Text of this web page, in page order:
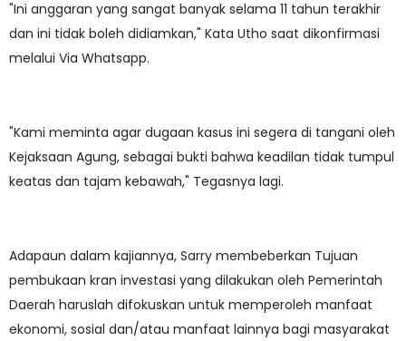
"Ini anggaran yang sangat banyak selama 11 tahun terakhir
dan ini tidak boleh didiamkan," Kata Utho saat dikonfirmasi
melalui Via Whatsapp.
"Kami meminta agar dugaan kasus ini segera di tangani oleh
Kejaksaan Agung, sebagai bukti bahwa keadilan tidak tumpul
keatas dan tajam kebawah," Tegasnya lagi.
Adapaun dalam kajiannya, Sarry membeberkan Tujuan
pembukaan kran investasi yang dilakukan oleh Pemerintah
Daerah haruslah difokuskan untuk memperoleh manfaat
ekonomi, sosial dan/atau manfaat lainnya bagi masyarakat